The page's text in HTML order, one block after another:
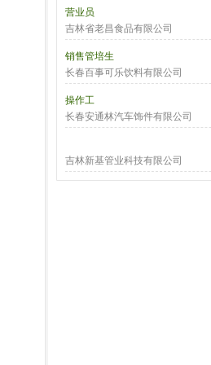
营业员
吉林省老昌食品有限公司
销售管培生
长春百事可乐饮料有限公司
操作工
长春安通林汽车饰件有限公司
吉林新基管业科技有限公司